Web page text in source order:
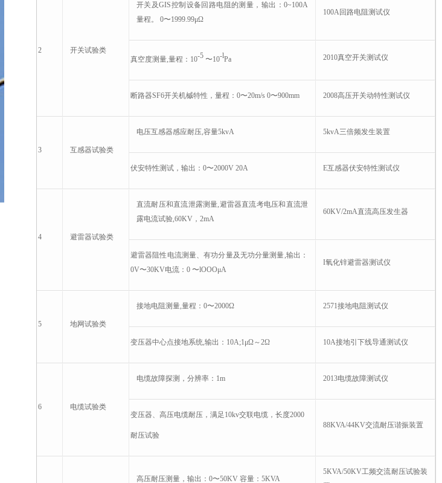
2 开关试验类
开关及GIS控制设备回路电阻的测量，输出：0~100A
量程。 0〜1999.99μΩ
100A回路电阻测试仪
真空度测量,量程：10-5〜10-lPa 2010真空开关测试仪
断路器SF6开关机槭特性，量程：0〜20m/s 0〜900mm 2008高压开关动特性测试仪
3 互感器试验类
电压互感器感应耐压,容量5kvA 5kvA三倍频发生装置
伏安特性测试，输出：0〜2000V 20A E互感器伏安特性测试仪
4 避雷器试验类
直流耐压和直流泄露测量,避雷器直流考电压和直流泄
露电流试验,60KV，2mA
60KV/2mA直流高压发生器
避雷器阻性电流测量、有功分量及无功分量测量,输出：
0V〜30KV电流：0 〜lOOOμA
I氧化锌避雷器测试仪
5 地网试验类
接地电阻测量,量程：0〜2000Ω 2571接地电阻测试仪
变压器中心点接地系统,输出：10A;1μΩ～2Ω 10A接地引下线导通测试仪
6 电缆试验类
电缆故障探测，分辨率：1m 2013电缆故障测试仪
变压器、高压电缆耐压，满足10kv交联电缆，长度2000
耐压试验
88KVA/44KV交流耐压谐振装置
高压耐压测量，输出：0〜50KV 容量：5KVA
5KVA/50KV工频交流耐压试验装